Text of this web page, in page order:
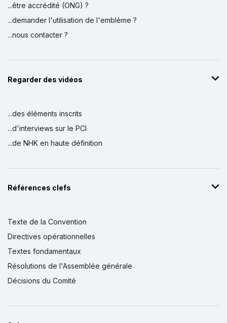
...être accrédité (ONG) ?
...demander l'utilisation de l'emblème ?
...nous contacter ?
Regarder des vidéos
...des éléments inscrits
...d'interviews sur le PCI
...de NHK en haute définition
Références clefs
Texte de la Convention
Directives opérationnelles
Textes fondamentaux
Résolutions de l'Assemblée générale
Décisions du Comité